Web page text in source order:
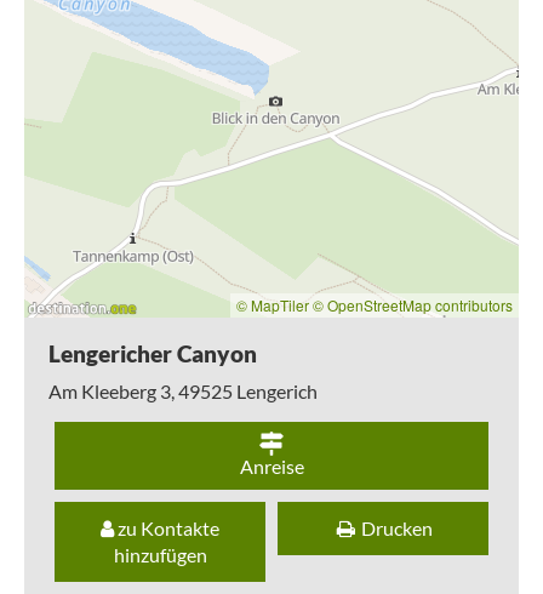
© MapTiler© OpenStreetMap contributors
Lengericher Canyon
Am Kleeberg 3, 49525 Lengerich
Anreise
zu Kontakte
hinzufügen
Drucken